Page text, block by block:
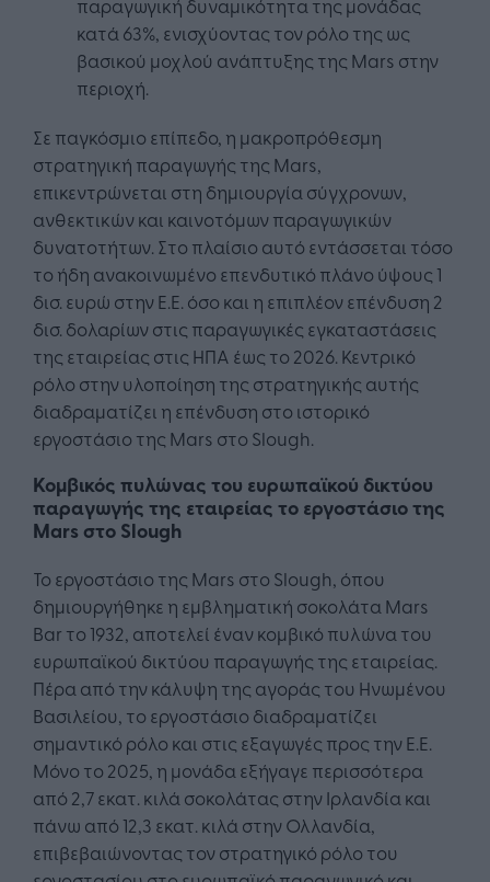
κατά 63%, ενισχύοντας τον ρόλο της ως
βασικού μοχλού ανάπτυξης της Mars στην
περιοχή.
Σε παγκόσμιο επίπεδο, η μακροπρόθεσμη
στρατηγική παραγωγής της Mars,
επικεντρώνεται στη δημιουργία σύγχρονων,
ανθεκτικών και καινοτόμων παραγωγικών
δυνατοτήτων. Στο πλαίσιο αυτό εντάσσεται τόσο
το ήδη ανακοινωμένο επενδυτικό πλάνο ύψους 1
δισ. ευρώ στην Ε.Ε. όσο και η επιπλέον επένδυση 2
δισ. δολαρίων στις παραγωγικές εγκαταστάσεις
της εταιρείας στις ΗΠΑ έως το 2026. Κεντρικό
ρόλο στην υλοποίηση της στρατηγικής αυτής
διαδραματίζει η επένδυση στο ιστορικό
εργοστάσιο της Mars στο Slough.
Κομβικός πυλώνας του ευρωπαϊκού δικτύου
παραγωγής της εταιρείας το εργοστάσιο της
Mars στο Slough
Το εργοστάσιο της Mars στο Slough, όπου
δημιουργήθηκε η εμβληματική σοκολάτα Mars
Bar το 1932, αποτελεί έναν κομβικό πυλώνα του
ευρωπαϊκού δικτύου παραγωγής της εταιρείας.
Πέρα από την κάλυψη της αγοράς του Ηνωμένου
Βασιλείου, το εργοστάσιο διαδραματίζει
σημαντικό ρόλο και στις εξαγωγές προς την Ε.Ε.
Μόνο το 2025, η μονάδα εξήγαγε περισσότερα
από 2,7 εκατ. κιλά σοκολάτας στην Ιρλανδία και
πάνω από 12,3 εκατ. κιλά στην Ολλανδία,
επιβεβαιώνοντας τον στρατηγικό ρόλο του